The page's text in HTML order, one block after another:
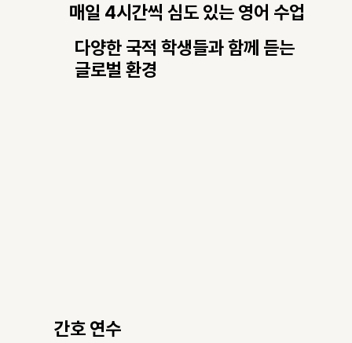
매일 4시간씩 심도 있는 영어 수업
다양한 국적 학생들과 함께 듣는
글로벌 환경
간호 연수